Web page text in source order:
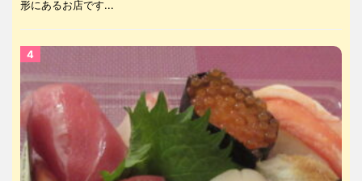
形にあるお店です...